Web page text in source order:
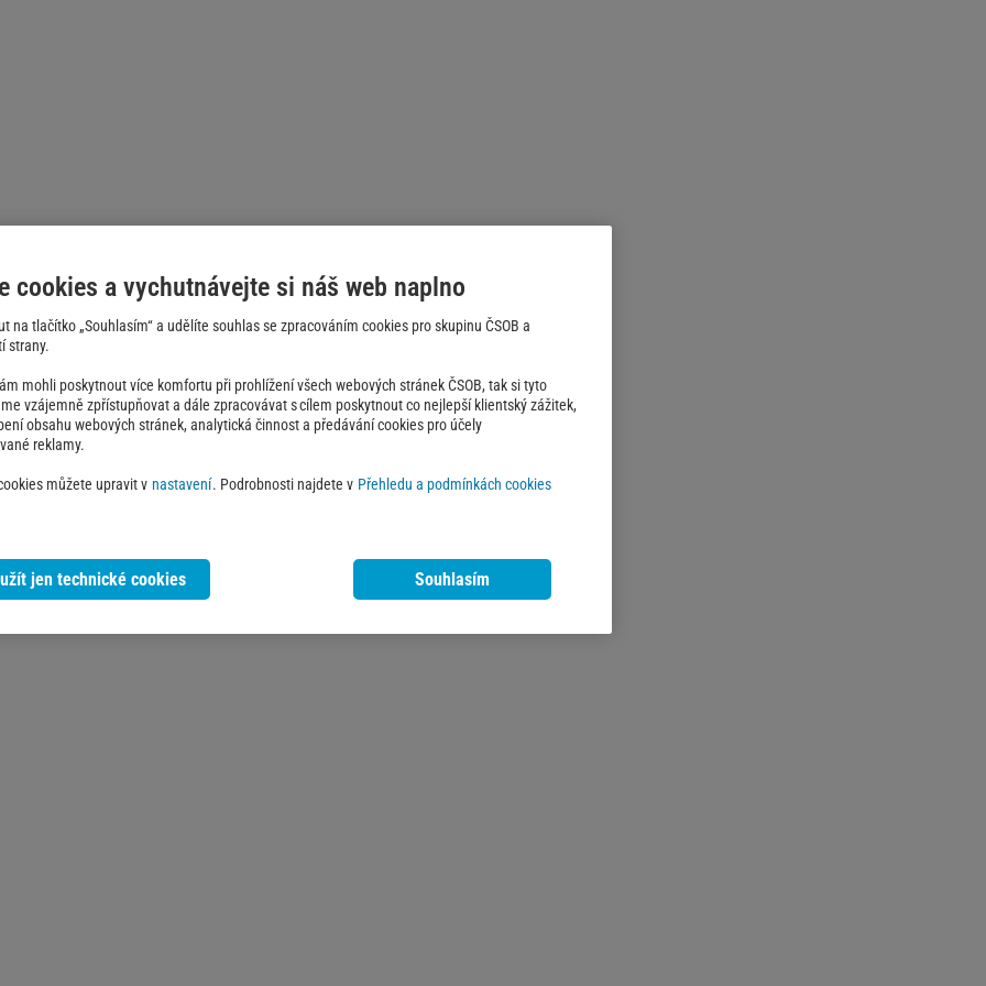
cookies a vychutnávejte si náš web naplno
na tlačítko „Souhlasím“ a udělíte souhlas se zpracováním cookies pro skupinu ČSOB a
strany.
mohli poskytnout více komfortu při prohlížení všech webových stránek ČSOB, tak si tyto
vzájemně zpřístupňovat a dále zpracovávat s cílem poskytnout co nejlepší klientský zážitek,
obsahu webových stránek, analytická činnost a předávání cookies pro účely
reklamy.
můžete upravit v nastavení. Podrobnosti najdete v Přehledu a podmínkách cookies
jen technické cookies Souhlasím